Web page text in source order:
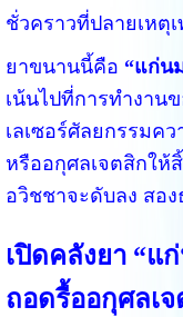
ชั่วคราวที่ปลายเหตุ
ยาขนานนี้คือ “แก่น
เน้นไปที่การทำงานข
เลเซอร์ศัลยกรรมค
หรืออกุศลเจตสิกให้
อวิชชาจะดับลง สอ
เปิดคลังยา “แ
ถอดรื้ออกุศลเ